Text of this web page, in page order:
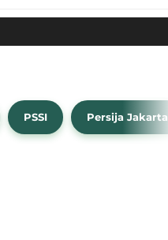
PSSI Persija Jakarta